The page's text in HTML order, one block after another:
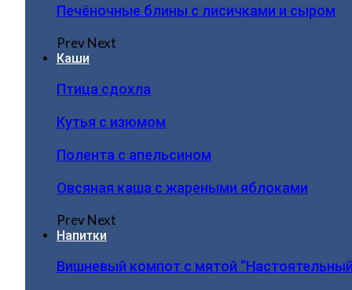
Печёночные блины с лисичками и сыром
PrevNext
Каши
Птица сдохла
Кутья с изюмом
Полента с апельсином
Овсяная каша с жареными яблоками
PrevNext
Напитки
Вишневый компот с мятой